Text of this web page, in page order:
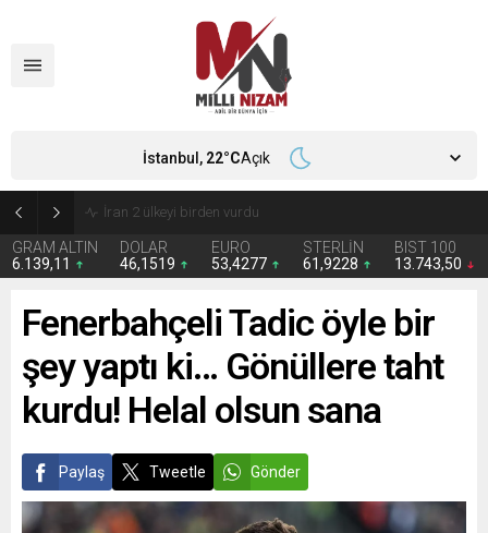
İran 2 ülkeyi birden vurdu
GRAM ALTIN
6.139,11
DOLAR
46,1519
EURO
53,4277
STERLİN
61,9228
BIST 100
13.743,50
İstanbul, 22°CAçık
Fenerbahçeli Tadic öyle bir
şey yaptı ki… Gönüllere taht
kurdu! Helal olsun sana
Paylaş Tweetle Gönder